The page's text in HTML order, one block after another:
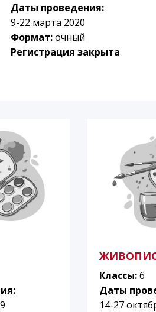
Даты проведения:
9-22 марта 2020
Формат:очный
Регистрация закрыта
Классы:6
Даты
14-27